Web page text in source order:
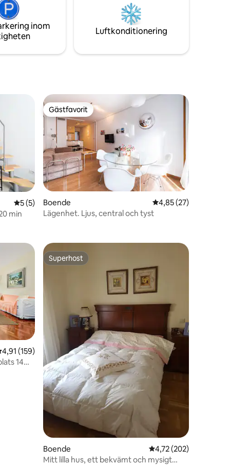
och
excellence, med "Parque del Retiro" fem
minuters promenad ner Calle Alcalá.
inom
Luftkonditionering
5 av 5 i genomsnittligt betyg, 5 omdömen
5 (5)
min
Gästfavorit
Gästfavorit
Boende 4,85 av 5 i
4,85 (27)
Lägenhet. Ljus, central och tyst
av 5 i genomsnittligt betyg, 159 omdömen
4,91 (159)
14
Superhost
Superhost
Boende 4,72 av 5 i
4,72 (202)
Mitt lilla hus, ett bekvämt och mysigt